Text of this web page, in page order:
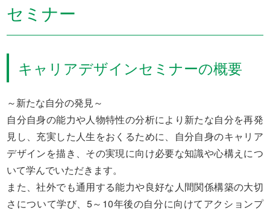
セミナー
キャリアデザインセミナーの概要
～新たな自分の発見～
自分自身の能力や人物特性の分析により新たな自分を再発
見し、充実した人生をおくるために、自分自身のキャリア
デザインを描き、その実現に向け必要な知識や心構えにつ
いて学んでいただきます。
また、社外でも通用する能力や良好な人間関係構築の大切
さについて学び、5～10年後の自分に向けてアクションプ